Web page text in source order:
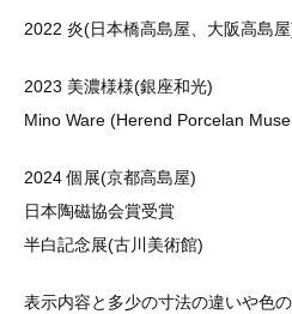
2022 炎(日本橋高島屋、大阪高島
2023 美濃様様(銀座和光)
Mino Ware (Herend Porcelan
2024 個展(京都高島屋)
日本陶磁協会賞受賞
半白記念展(古川美術館)
表示内容と多少の寸法の違いや色